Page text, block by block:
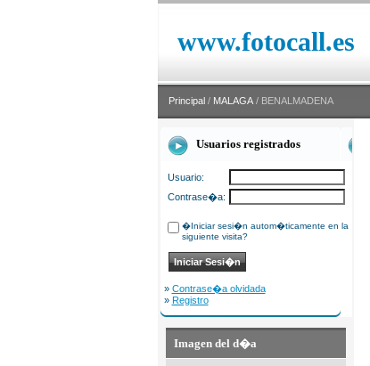
www.fotocall.es
Principal / MALAGA / BENALMADENA
Usuarios registrados
Usuario:
Contrase�a:
�Iniciar sesi�n autom�ticamente en la
siguiente visita?
» Contrase�a olvidada
» Registro
Imagen del d�a